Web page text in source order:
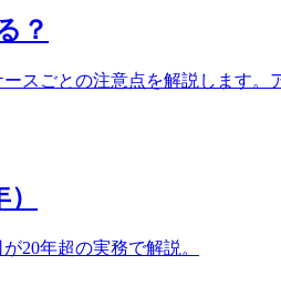
？
スごとの注意点を解説します。
20年超の実務で解説。